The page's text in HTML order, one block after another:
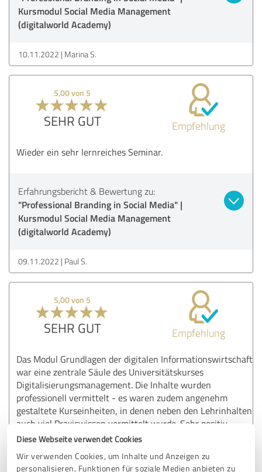
Diese Webseite verwendet Cookies
Wir verwenden Cookies, um Inhalte und Anzeigen zu
personalisieren, Funktionen für soziale Medien anbieten zu
Kursmodul Social Media Management
(digitalworld Academy)
10.11.2022 Marina S.
5,00 von 5
SEHR GUT Empfehlung
Wieder ein sehr lernreiches Seminar.
Erfahrungsbericht & Bewertung zu:
"Professional Branding in Social Media" |
Kursmodul Social Media Management
(digitalworld Academy)
09.11.2022 Paul S.
5,00 von 5
SEHR GUT Empfehlung
Das Modul Grundlagen der digitalen Informationswirtschaft
war eine zentrale Säule des Universitätskurses
Digitalisierungsmanagement. Die Inhalte wurden
professionell vermittelt - es waren zudem angenehm
gestaltete Kurseinheiten, in denen neben den Lehrinhalten
auch viel Praxiswissen vermittelt wurde. Sehr positiv
empfand ich die ausgewogene Kursgestaltung - der Mix
auch generell die Einbindung der Kursteilnehmer, wodurch